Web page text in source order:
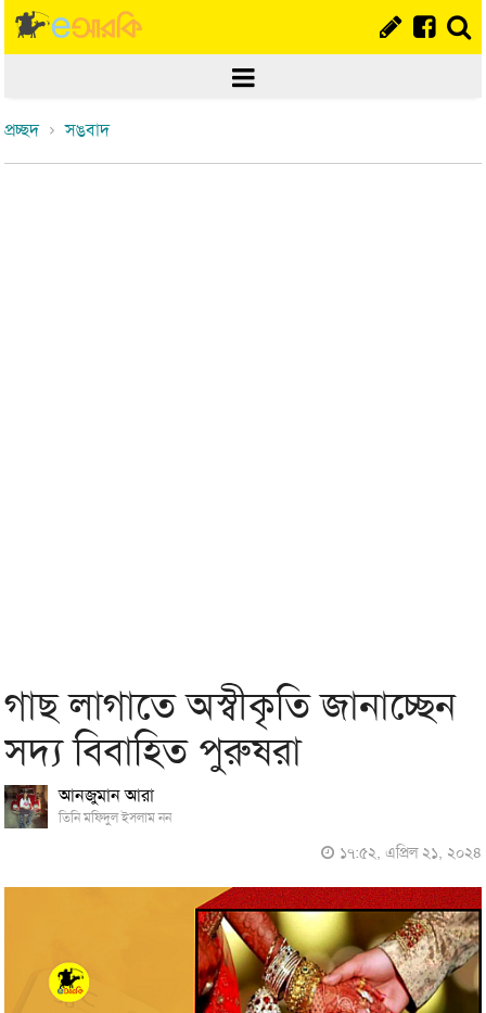
প্রচ্ছদ সঙবাদ
গাছ লাগাতে অস্বীকৃতি জানাচ্ছেন
সদ্য বিবাহিত পুরুষরা
আনজুমান আরা
তিনি মফিদুল ইসলাম নন
১৭:৫২, এপ্রিল ২১, ২০২৪